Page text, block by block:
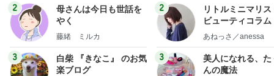
2
母さんは今日も世話を
やく
藤緒 ミルカ
3
白柴 『きなこ』 のお気
楽ブログ
2
リトルミニマリス
ビューティコラ
little
あねっさ／anessa
3
美人になれる、た
んの魔法